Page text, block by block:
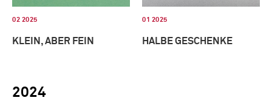
02 2025
KLEIN, ABER FEIN
01 2025
HALBE GESCHENKE
2024